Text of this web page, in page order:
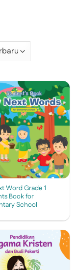
Word Grade 1
Book for
School